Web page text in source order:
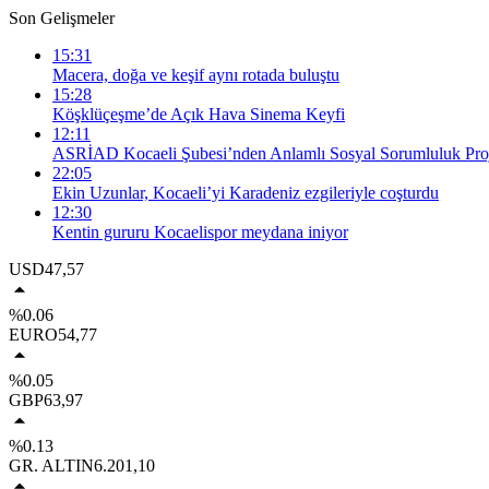
Son Gelişmeler
15:31
Macera, doğa ve keşif aynı rotada buluştu
15:28
Köşklüçeşme’de Açık Hava Sinema Keyfi
12:11
ASRİAD Kocaeli Şubesi’nden Anlamlı Sosyal Sorumluluk
22:05
Ekin Uzunlar, Kocaeli’yi Karadeniz ezgileriyle coşturdu
12:30
Kentin gururu Kocaelispor meydana iniyor
USD47,57
%0.06
EURO54,77
%0.05
GBP63,97
%0.13
GR. ALTIN6.201,10